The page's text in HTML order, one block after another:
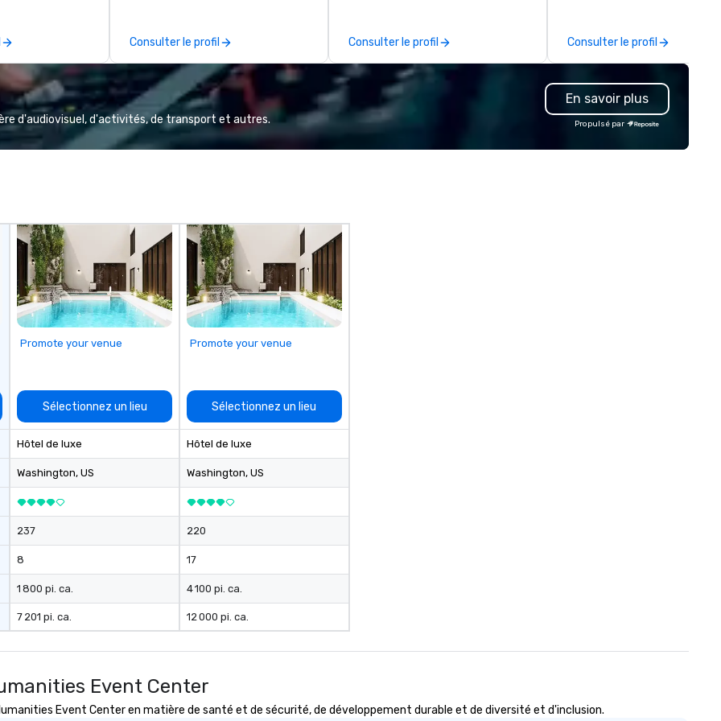
Orzoff with
Grunts and
the creativity of
service
60 concepts
casual to fine
Consulter le profil
not just throwing a party, you’re
living one that you and your
guests will actually remember.
Gather your squad, pick your
world, and let us handle the rest.
milestone, bonding with your
Consulter le profil
in these changing times.
Consulter le profil
d'audiovisuel, d'activités, de transport et autres.
En savoir plus
Propulsé par
Promote your venue
Sélectionnez un lieu
Hôtel de luxe
Washington, US
237
8
1 800 pi. ca.
7 201 pi. ca.
Promote your venue
Sélectionnez un lieu
Hôtel de luxe
Washington, US
220
17
4 100 pi. ca.
12 000 pi. ca.
Event Center
Event Center en matière de santé et de sécurité, de développement durable et de diversité et d'inclusion.